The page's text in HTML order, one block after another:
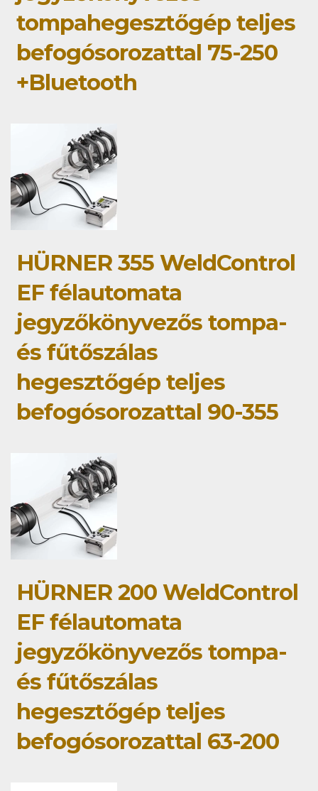
tompahegesztőgép teljes
befogósorozattal 75-250
+Bluetooth
HÜRNER 355 WeldControl
EF félautomata
jegyzőkönyvezős tompa-
és fűtőszálas
hegesztőgép teljes
befogósorozattal 90-355
HÜRNER 200 WeldControl
EF félautomata
jegyzőkönyvezős tompa-
és fűtőszálas
hegesztőgép teljes
befogósorozattal 63-200